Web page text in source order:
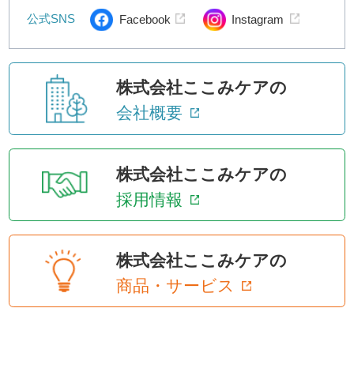
公式SNS
Facebook Instagram
株式会社ここみケアの
会社概要
株式会社ここみケアの
採用情報
株式会社ここみケアの
商品・サービス